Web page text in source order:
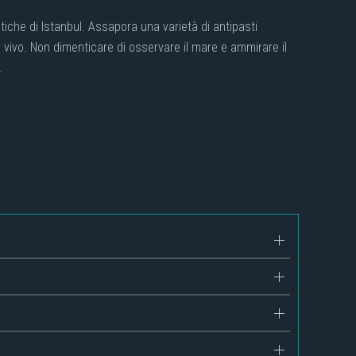
di Istanbul. Assapora una varietà di antipasti
Non dimenticare di osservare il mare e ammirare il